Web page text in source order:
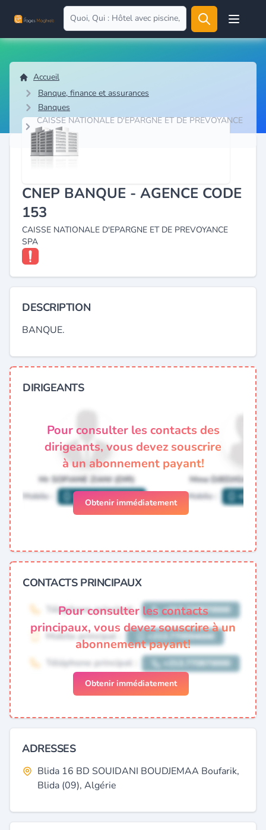
Open
Accueil
Banque, finance et assurances
Banques
CAISSE NATIONALE D'EPARGNE ET DE PREVOYANCE
SPA
CNEP BANQUE - AGENCE CODE
153
CAISSE NATIONALE D'EPARGNE ET DE PREVOYANCE
SPA
DESCRIPTION
BANQUE.
DIRIGEANTS
Pour consulter les contacts des
dirigeants, vous devez souscrire
à un abonnement payant!
Obtenir immédiatement
CONTACTS PRINCIPAUX
Pour consulter les contacts
principaux, vous devez souscrire à un
abonnement payant!
Obtenir immédiatement
ADRESSES
Blida 16 BD SOUIDANI BOUDJEMAA Boufarik,
Blida (09), Algérie